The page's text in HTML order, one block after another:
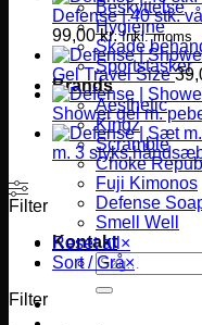
Beskyttelse
Hygiejne
Skade
Sportstasker
Brands
Aesthetic
Kingz
Scramble
Choke
Fuji Kimonos
Defense
Smell Well
Kontakt
Søg
efter:
Defense | 40 stk.
99,00kr. Inkl. moms
Gel Travel Size
Shower gel m.
m. 3 styks
Filter
Reset all ×
Sort / Grå×
Filter